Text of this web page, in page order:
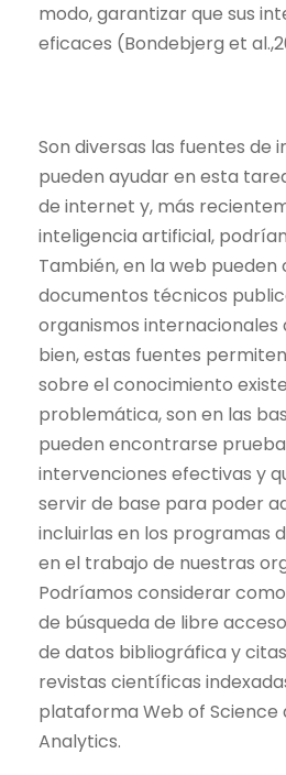
modo, garantizar que sus
eficaces (Bondebjerg et
Son diversas las fuentes de
pueden ayudar en esta
de internet y, más
inteligencia artificial,
También, en la web pueden
documentos técnicos
organismos internacionales
bien, estas fuentes
sobre el conocimiento
problemática, son en las
pueden encontrarse
intervenciones efectivas y
servir de base para poder
incluirlas en los programas
en el trabajo de nuestras
Podríamos considerar
de búsqueda de libre
de datos bibliográfica y
revistas científicas
plataforma Web of Science
Analytics.